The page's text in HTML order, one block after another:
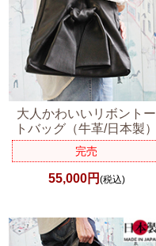
大人かわいいリボントー
トバッグ（牛革/日本製）
完売
55,000円 (税込)